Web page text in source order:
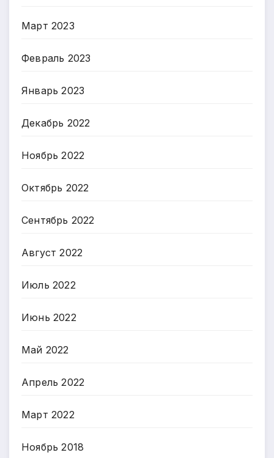
Март 2023
Февраль 2023
Январь 2023
Декабрь 2022
Ноябрь 2022
Октябрь 2022
Сентябрь 2022
Август 2022
Июль 2022
Июнь 2022
Май 2022
Апрель 2022
Март 2022
Ноябрь 2018